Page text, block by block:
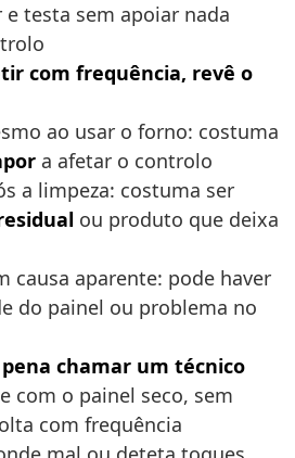
testa sem apoiar nada
com frequência, revê o
ao usar o forno: costuma
a afetar o controlo
a limpeza: costuma ser
ou produto que deixa
causa aparente: pode haver
do painel ou problema no
chamar um técnico
com o painel seco, sem
com frequência